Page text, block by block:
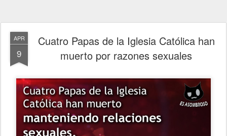
APR
9
Cuatro Papas de la Iglesia Católica han
muerto por razones sexuales